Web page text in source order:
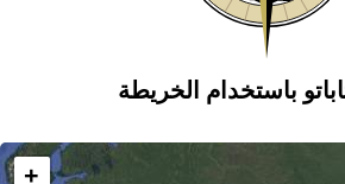
باستخدام الخريطة
+